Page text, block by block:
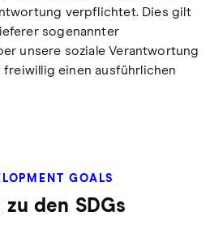
verpflichtet. Dies gilt
sogenannter
unsere soziale Verantwortung
freiwillig einen ausführlichen
GOALS
den SDGs